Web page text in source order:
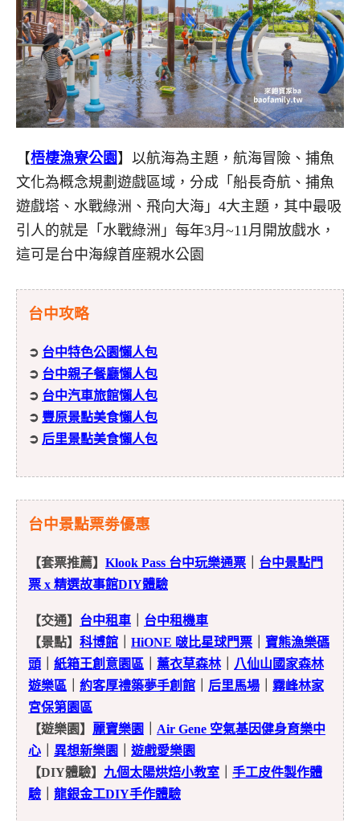
【梧棲漁寮公園 】以航海為主題，航海冒險、捕魚
文化為概念規劃遊戲區域，分成「船長奇航、捕魚
遊戲塔、水戰綠洲、飛向大海」4大主題，其中最吸
引人的就是「水戰綠洲」每年3月~11月開放戲水，
這可是台中海線首座親水公園
台中攻略
➲ 台中特色公園懶人包
➲ 台中親子餐廳懶人包
➲ 台中汽車旅館懶人包
➲ 豐原景點美食懶人包
➲ 后里景點美食懶人包
台中景點票劵優惠
【套票推薦】 Klook Pass 台中玩樂通票
台中景點門
票 x 精選故事館DIY體驗
【交通】 台中租車
台中租機車
【景點】 科博館 HiONE 啵比星球門票
寶熊漁樂碼
頭
紙箱王創意園區 薰衣草森林｜
八仙山國家森林
遊樂區
約客厚禮築夢手創館 后里馬場
霧峰林家
宮保第園區
【遊樂園】 麗寶樂園
Air Gene 空氣基因健身育樂中
心
異想新樂園
遊戲愛樂園
【DIY體驗】 九個太陽烘焙小教室
手工皮件製作體
驗
龍銀金工DIY手作體驗